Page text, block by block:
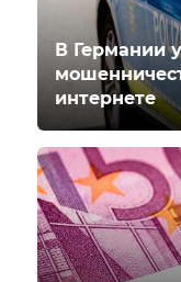
В Германии
интернете